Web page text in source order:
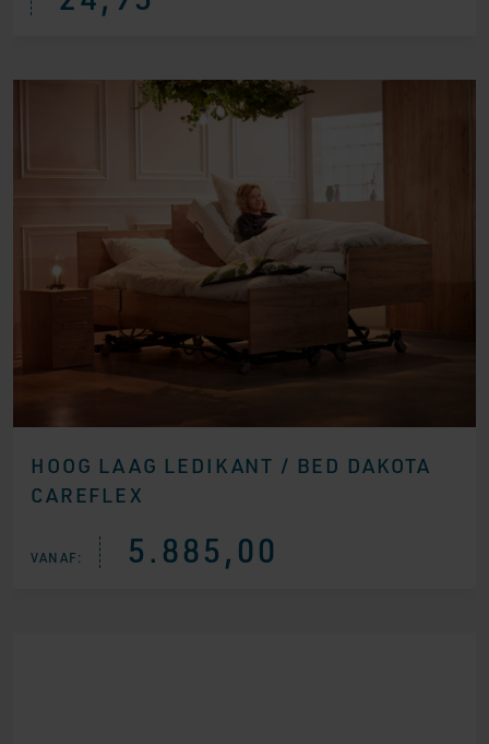
HOOG LAAG LEDIKANT / BED DAKOTA
CAREFLEX
VANAF: 5.885,00